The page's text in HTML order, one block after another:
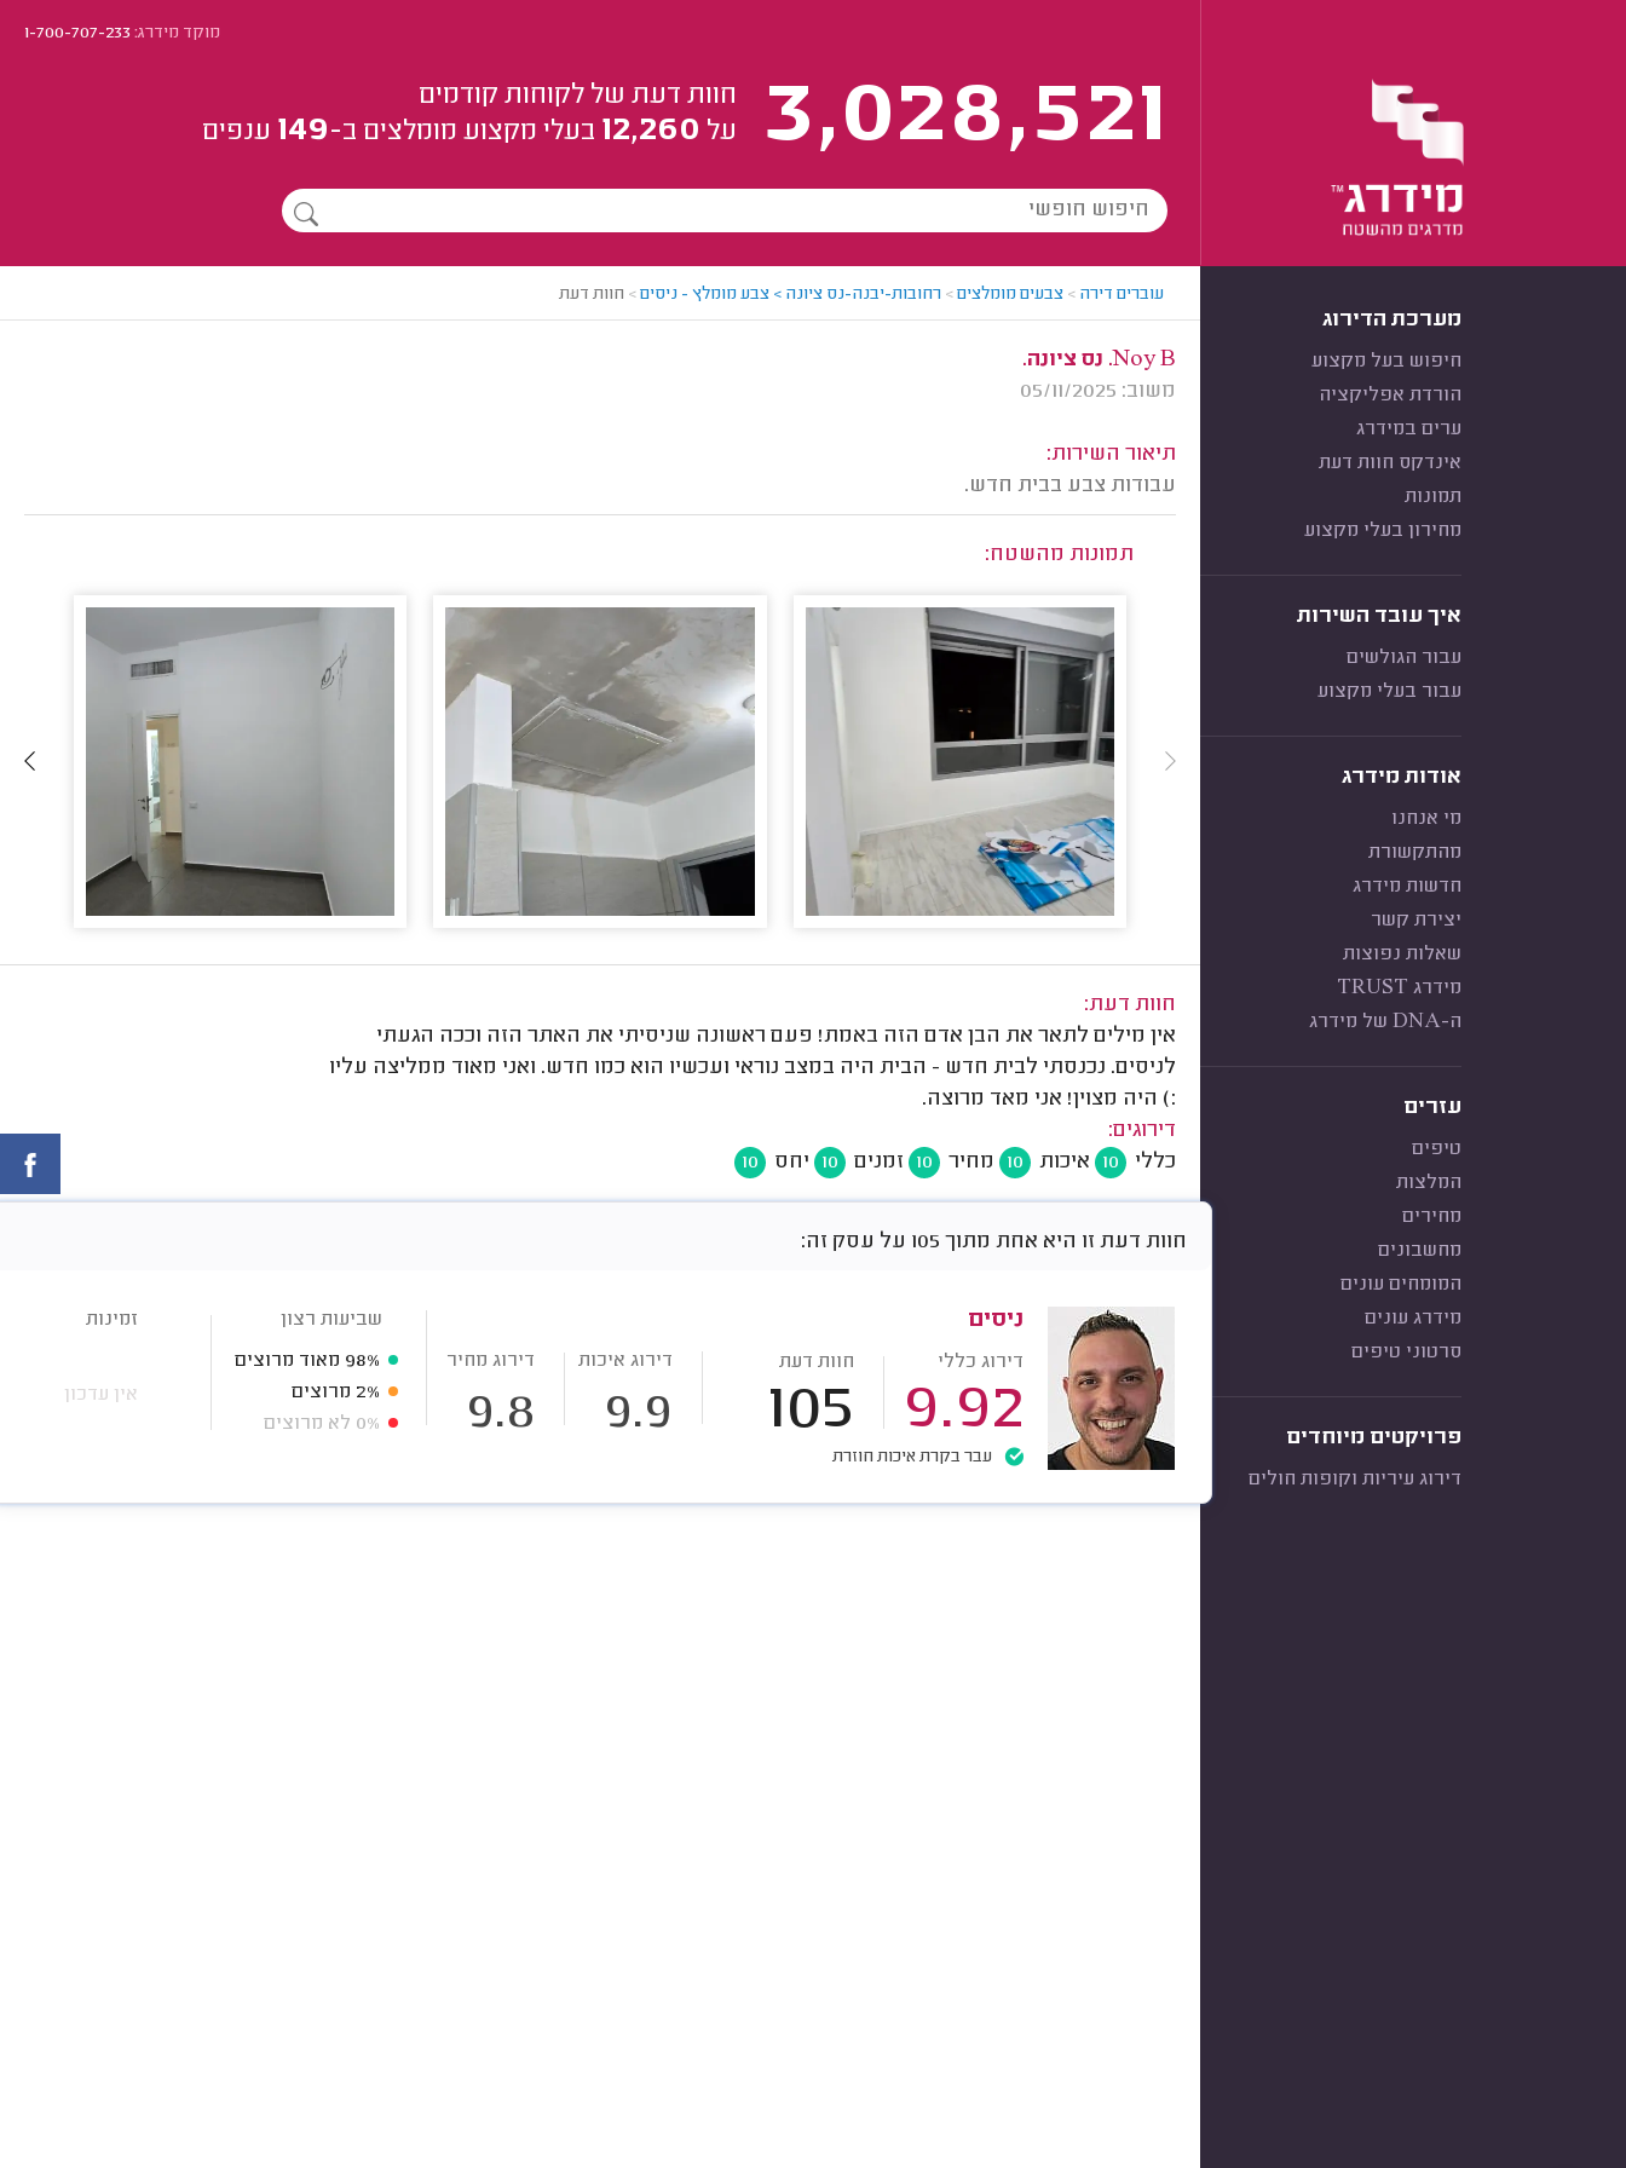
מוקד מידרג:1-700-707-233
3,028,521
חוות דעת של לקוחות קודמים
על 12,260 בעלי מקצוע מומלצים ב-149 ענפים
מערכת הדירוג
חיפוש בעל מקצוע
הורדת אפליקציה
ערים במידרג
אינדקס חוות דעת
תמונות
מחירון בעלי מקצוע
איך עובד השירות
עבור הגולשים
עבור בעלי מקצוע
אודות מידרג
מי אנחנו
מהתקשורת
חדשות מידרג
יצירת קשר
שאלות נפוצות
מידרג TRUST
ה-DNA של מידרג
עזרים
טיפים
המלצות
מחירים
מחשבונים
המומחים עונים
מידרג עונים
סרטוני טיפים
פרויקטים מיוחדים
דירוג עיריות וקופות חולים
עוברים דירה > צבעים מומלצים> רחובות-יבנה-נס ציונה > צבע מומלץ - ניסים> חוות דעת
Noy B. נס ציונה.
משוב: 05/11/2025
תיאור השירות:
עבודות צבע בבית חדש.
תמונות מהשטח:
חוות דעת:
אין מילים לתאר את הבן אדם הזה באמת! פעם ראשונה שניסיתי את האתר הזה וככה הגעתי
לניסים. נכנסתי לבית חדש - הבית היה במצב נוראי ועכשיו הוא כמו חדש. ואני מאוד ממליצה עליו
:) היה מצוין! אני מאד מרוצה.
דירוגים:
כללי
10 איכות 10 מחיר 10 זמנים 10 יחס 10
חוות דעת זו היא אחת מתוך 105 על עסק זה:
ניסים
דירוג כללי
9.92
חוות דעת
105
דירוג איכות
9.9
דירוג מחיר
9.8
עבר בקרת איכות חוזרת
שביעות רצון
98% מאוד מרוצים
2% מרוצים
0% לא מרוצים
זמינות
אין עדכון